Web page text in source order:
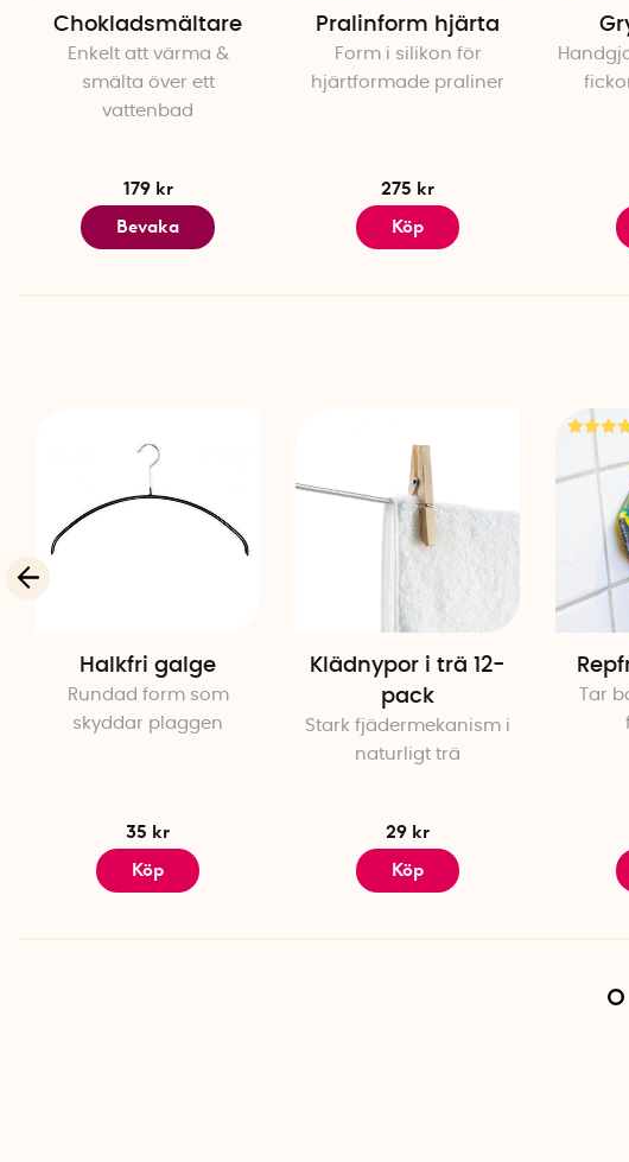
Chokladsmältare
Enkelt att värma &
smälta över ett
vattenbad
179 kr
Bevaka
Pralinform hjärta
Form i silikon för
hjärtformade praliner
275 kr
Köp
Halkfri galge
Rundad form som
skyddar plaggen
35 kr
Köp
Klädnypor i trä 12-
pack
Stark fjädermekanism i
naturligt trä
29 kr
Köp
Tar